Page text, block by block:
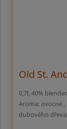
Old St.
0,7l, 40%
Aroma: ovocné
dubového